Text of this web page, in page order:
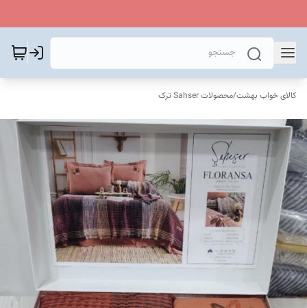
کالای خواب بهشت/محصولات Sahser ترک